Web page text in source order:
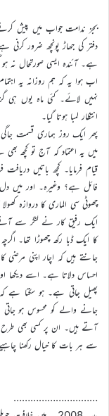
بجز ندامت جواب میں پیش
دفتر کی جھاڑ پونچھ ضرور
ہے۔ آئندہ ایسی صورتحال نہ
اب ہوا یہ کہ ہم روزانہ یہ
نہیں لائے۔ کئی ماہ یوں ہی
انتظار لمبا ہوتا گیا۔
پھر ایک روز ہماری قسمت
میں یہ اعتماد کہ آج تو کچھ
قیام فرمایا۔ کچھ باتیں
فائل ہے؟ وغیرہ۔ اور میں
چھوٹی سی الماری کا دروازہ
ایک رفیق کار نے لنگر سے
کا ایک ڈبا رکھ چھوڑا تھا۔
جانتے ہیں کہ اچار اپنی مرضی
احساس دلاتا ہے۔ اسے دیکھا
پھیل جاتی ہے۔ ہو سکتا ہے
جانے والے کو محسوس ہو
آتے ہیں۔ ان پر کسی بھی طرح
سے ہر بات کا خیال رکھنا
…………………………